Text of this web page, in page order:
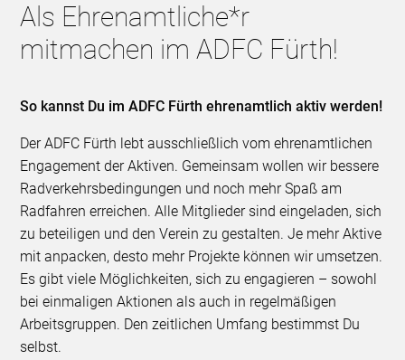
Als Ehrenamtliche*r
mitmachen im ADFC Fürth!
So kannst Du im ADFC Fürth ehrenamtlich aktiv werden!
Der ADFC Fürth lebt ausschließlich vom ehrenamtlichen
Engagement der Aktiven. Gemeinsam wollen wir bessere
Radverkehrsbedingungen und noch mehr Spaß am
Radfahren erreichen. Alle Mitglieder sind eingeladen, sich
zu beteiligen und den Verein zu gestalten. Je mehr Aktive
mit anpacken, desto mehr Projekte können wir umsetzen.
Es gibt viele Möglichkeiten, sich zu engagieren – sowohl
bei einmaligen Aktionen als auch in regelmäßigen
Arbeitsgruppen. Den zeitlichen Umfang bestimmst Du
selbst.